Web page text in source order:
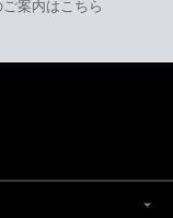
案内はこちら